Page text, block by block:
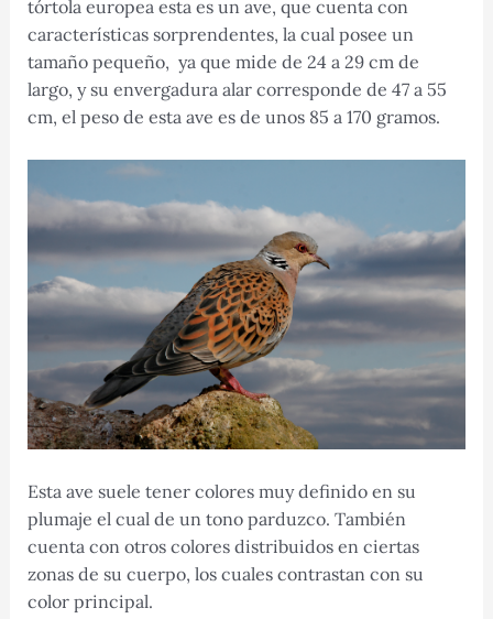
tórtola europea esta es un ave, que cuenta con
características sorprendentes, la cual posee un
tamaño pequeño, ya que mide de 24 a 29 cm de
largo, y su envergadura alar corresponde de 47 a 55
cm, el peso de esta ave es de unos 85 a 170 gramos.​
Esta ave suele tener colores muy definido en su
plumaje el cual de un tono parduzco. También
cuenta con otros colores distribuidos en ciertas
zonas de su cuerpo, los cuales contrastan con su
color principal.